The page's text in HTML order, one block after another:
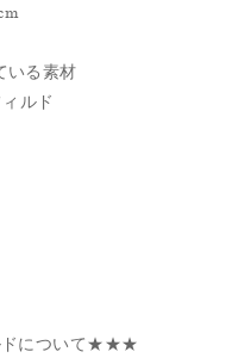
いる素材
ルド
について★★★